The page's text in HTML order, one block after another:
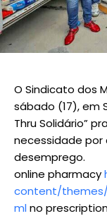
O Sindicato dos
sábado (17), em
Thru Solidário”
necessidade por
desemprego.
online pharmacy
content/
mlno